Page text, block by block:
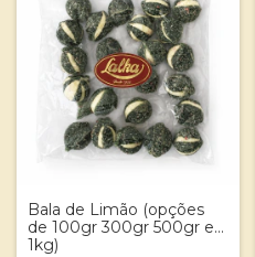
Bala de Limão (opções
de 100gr 300gr 500gr e
1kg)